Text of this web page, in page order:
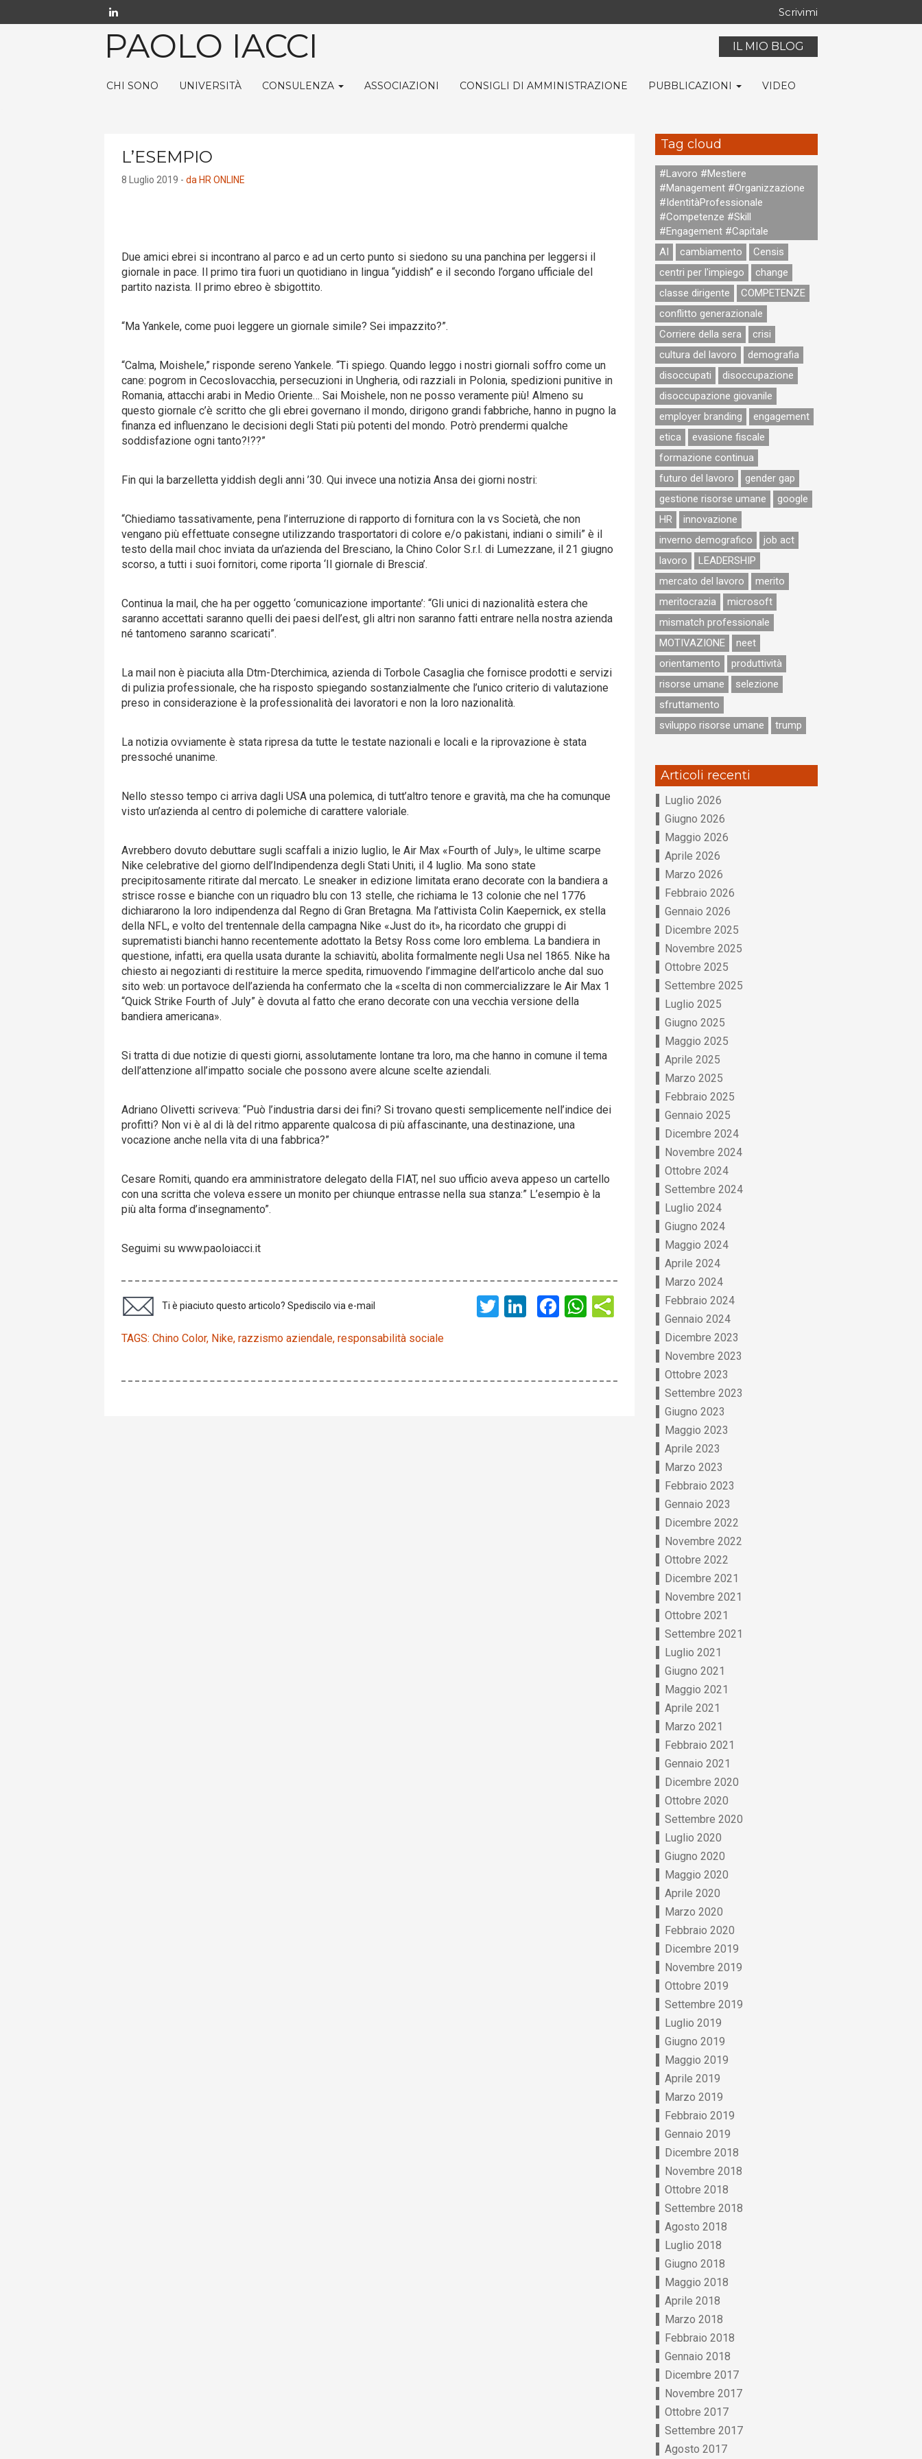
Scrivimi
PAOLO IACCI IL MIO BLOG
CHI SONO UNIVERSITÀ CONSULENZA ASSOCIAZIONI CONSIGLI DI AMMINISTRAZIONE PUBBLICAZIONI VIDEO
L’ESEMPIO
8 Luglio 2019 - da HR ONLINE
Due amici ebrei si incontrano al parco e ad un certo punto si siedono su una panchina per leggersi il
giornale in pace. Il primo tira fuori un quotidiano in lingua “yiddish” e il secondo l’organo ufficiale del
partito nazista. Il primo ebreo è sbigottito.
“Ma Yankele, come puoi leggere un giornale simile? Sei impazzito?”.
“Calma, Moishele,” risponde sereno Yankele. “Ti spiego. Quando leggo i nostri giornali soffro come un
cane: pogrom in Cecoslovacchia, persecuzioni in Ungheria, odi razziali in Polonia, spedizioni punitive in
Romania, attacchi arabi in Medio Oriente… Sai Moishele, non ne posso veramente più! Almeno su
questo giornale c’è scritto che gli ebrei governano il mondo, dirigono grandi fabbriche, hanno in pugno la
finanza ed influenzano le decisioni degli Stati più potenti del mondo. Potrò prendermi qualche
soddisfazione ogni tanto?!??”
Fin qui la barzelletta yiddish degli anni ’30. Qui invece una notizia Ansa dei giorni nostri:
“Chiediamo tassativamente, pena l’interruzione di rapporto di fornitura con la vs Società, che non
vengano più effettuate consegne utilizzando trasportatori di colore e/o pakistani, indiani o simili” è il
testo della mail choc inviata da un’azienda del Bresciano, la Chino Color S.r.l. di Lumezzane, il 21 giugno
scorso, a tutti i suoi fornitori, come riporta ‘Il giornale di Brescia’.
Continua la mail, che ha per oggetto ‘comunicazione importante’: “Gli unici di nazionalità estera che
saranno accettati saranno quelli dei paesi dell’est, gli altri non saranno fatti entrare nella nostra azienda
né tantomeno saranno scaricati”.
La mail non è piaciuta alla Dtm-Dterchimica, azienda di Torbole Casaglia che fornisce prodotti e servizi
di pulizia professionale, che ha risposto spiegando sostanzialmente che l’unico criterio di valutazione
preso in considerazione è la professionalità dei lavoratori e non la loro nazionalità.
La notizia ovviamente è stata ripresa da tutte le testate nazionali e locali e la riprovazione è stata
pressoché unanime.
Nello stesso tempo ci arriva dagli USA una polemica, di tutt’altro tenore e gravità, ma che ha comunque
visto un’azienda al centro di polemiche di carattere valoriale.
Avrebbero dovuto debuttare sugli scaffali a inizio luglio, le Air Max «Fourth of July», le ultime scarpe
Nike celebrative del giorno dell’Indipendenza degli Stati Uniti, il 4 luglio. Ma sono state
precipitosamente ritirate dal mercato. Le sneaker in edizione limitata erano decorate con la bandiera a
strisce rosse e bianche con un riquadro blu con 13 stelle, che richiama le 13 colonie che nel 1776
dichiararono la loro indipendenza dal Regno di Gran Bretagna. Ma l’attivista Colin Kaepernick, ex stella
della NFL, e volto del trentennale della campagna Nike «Just do it», ha ricordato che gruppi di
suprematisti bianchi hanno recentemente adottato la Betsy Ross come loro emblema. La bandiera in
questione, infatti, era quella usata durante la schiavitù, abolita formalmente negli Usa nel 1865. Nike ha
chiesto ai negozianti di restituire la merce spedita, rimuovendo l’immagine dell’articolo anche dal suo
sito web: un portavoce dell’azienda ha confermato che la «scelta di non commercializzare le Air Max 1
“Quick Strike Fourth of July” è dovuta al fatto che erano decorate con una vecchia versione della
bandiera americana».
Si tratta di due notizie di questi giorni, assolutamente lontane tra loro, ma che hanno in comune il tema
dell’attenzione all’impatto sociale che possono avere alcune scelte aziendali.
Adriano Olivetti scriveva: “Può l’industria darsi dei fini? Si trovano questi semplicemente nell’indice dei
profitti? Non vi è al di là del ritmo apparente qualcosa di più affascinante, una destinazione, una
vocazione anche nella vita di una fabbrica?”
Cesare Romiti, quando era amministratore delegato della FIAT, nel suo ufficio aveva appeso un cartello
con una scritta che voleva essere un monito per chiunque entrasse nella sua stanza:” L’esempio è la
più alta forma d’insegnamento”.
Seguimi su www.paoloiacci.it
Ti è piaciuto questo articolo? Spediscilo via e-mail TwitterLinkedIn
Facebook
WhatsApp
TAGS: Chino Color, Nike, razzismo aziendale, responsabilità sociale
Tag cloud
#Lavoro #Mestiere
#Management #Organizzazione
#IdentitàProfessionale
#Competenze #Skill
#Engagement #Capitale
AI
cambiamento
Censis
centri per l'impiego
change
classe dirigente
COMPETENZE
conflitto generazionale
Corriere della sera
crisi
cultura del lavoro
demografia
disoccupati
disoccupazione
disoccupazione giovanile
employer branding
engagement
etica
evasione fiscale
formazione continua
futuro del lavoro
gender gap
gestione risorse umane
google
HR
innovazione
inverno demografico
job act
lavoro
LEADERSHIP
mercato del lavoro
merito
meritocrazia
microsoft
mismatch professionale
MOTIVAZIONE
neet
orientamento
produttività
risorse umane
selezione
sfruttamento
sviluppo risorse umane
trump
Articoli recenti
Luglio 2026
Giugno 2026
Maggio 2026
Aprile 2026
Marzo 2026
Febbraio 2026
Gennaio 2026
Dicembre 2025
Novembre 2025
Ottobre 2025
Settembre 2025
Luglio 2025
Giugno 2025
Maggio 2025
Aprile 2025
Marzo 2025
Febbraio 2025
Gennaio 2025
Dicembre 2024
Novembre 2024
Ottobre 2024
Settembre 2024
Luglio 2024
Giugno 2024
Maggio 2024
Aprile 2024
Marzo 2024
Febbraio 2024
Gennaio 2024
Dicembre 2023
Novembre 2023
Ottobre 2023
Settembre 2023
Giugno 2023
Maggio 2023
Aprile 2023
Marzo 2023
Febbraio 2023
Gennaio 2023
Dicembre 2022
Novembre 2022
Ottobre 2022
Dicembre 2021
Novembre 2021
Ottobre 2021
Settembre 2021
Luglio 2021
Giugno 2021
Maggio 2021
Aprile 2021
Marzo 2021
Febbraio 2021
Gennaio 2021
Dicembre 2020
Ottobre 2020
Settembre 2020
Luglio 2020
Giugno 2020
Maggio 2020
Aprile 2020
Marzo 2020
Febbraio 2020
Dicembre 2019
Novembre 2019
Ottobre 2019
Settembre 2019
Luglio 2019
Giugno 2019
Maggio 2019
Aprile 2019
Marzo 2019
Febbraio 2019
Gennaio 2019
Dicembre 2018
Novembre 2018
Ottobre 2018
Settembre 2018
Agosto 2018
Luglio 2018
Giugno 2018
Maggio 2018
Aprile 2018
Marzo 2018
Febbraio 2018
Gennaio 2018
Dicembre 2017
Novembre 2017
Ottobre 2017
Settembre 2017
Agosto 2017